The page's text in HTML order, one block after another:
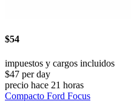
$54
impuestos y cargos incluidos
$47 per day
precio hace 21 horas
Compacto Ford Focus